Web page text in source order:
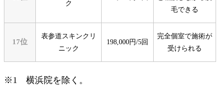
ク
毛できる
17位
表参道スキンクリ
ニック
198,000円/5回
完全個室で施術が
受けられる
※1 横浜院を除く。